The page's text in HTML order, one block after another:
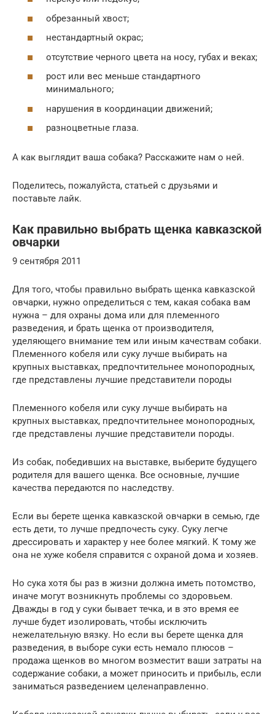
обрезанный хвост;
нестандартный окрас;
отсутствие черного цвета на носу, губах и веках;
рост или вес меньше стандартного
минимального;
нарушения в координации движений;
разноцветные глаза.
А как выглядит ваша собака? Расскажите нам о ней.
Поделитесь, пожалуйста, статьей с друзьями и
поставьте лайк.
Как правильно выбрать щенка кавказской
овчарки
9 сентября 2011
Для того, чтобы правильно выбрать щенка кавказской
овчарки, нужно определиться с тем, какая собака вам
нужна – для охраны дома или для племенного
разведения, и брать щенка от производителя,
уделяющего внимание тем или иным качествам собаки.
Племенного кобеля или суку лучше выбирать на
крупных выставках, предпочтительнее монопородных,
где представлены лучшие представители породы
Племенного кобеля или суку лучше выбирать на
крупных выставках, предпочтительнее монопородных,
где представлены лучшие представители породы.
Из собак, победивших на выставке, выберите будущего
родителя для вашего щенка. Все основные, лучшие
качества передаются по наследству.
Если вы берете щенка кавказской овчарки в семью, где
есть дети, то лучше предпочесть суку. Суку легче
дрессировать и характер у нее более мягкий. К тому же
она не хуже кобеля справится с охраной дома и хозяев.
Но сука хотя бы раз в жизни должна иметь потомство,
иначе могут возникнуть проблемы со здоровьем.
Дважды в год у суки бывает течка, и в это время ее
лучше будет изолировать, чтобы исключить
нежелательную вязку. Но если вы берете щенка для
разведения, в выборе суки есть немало плюсов –
продажа щенков во многом возместит ваши затраты на
содержание собаки, а может приносить и прибыль, если
заниматься разведением целенаправленно.